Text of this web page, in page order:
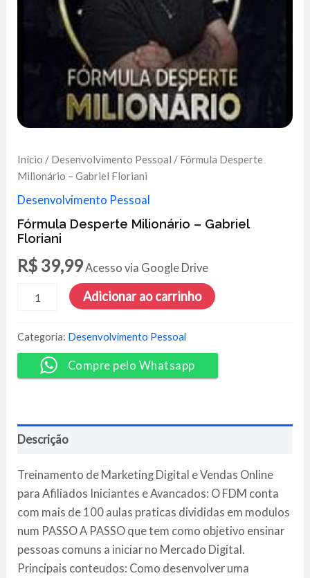
Início / Desenvolvimento Pessoal / Fórmula Desperte
Milionário – Gabriel Floriani
Desenvolvimento Pessoal
Fórmula Desperte Milionário – Gabriel
Floriani
R$ 39,99Acesso via Google Drive
Desperte
-
Gabriel
Floriani
quantidade
Adicionar ao carrinho
Categoria: Desenvolvimento Pessoal
Compre pelo Whatsapp
Descrição
Treinamento de Marketing Digital e Vendas Online
para Afiliados Iniciantes e Avancados: O FDM conta
com mais de 100 aulas praticas divididas em modulos
num PASSO A PASSO que tem como objetivo ensinar
pessoas comuns a iniciar no Mercado Digital.
Principais conteudos: Como desenvolver uma